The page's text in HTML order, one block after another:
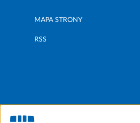
MAPA STRONY
RSS